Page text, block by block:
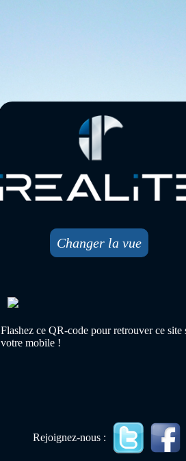
Changer la vue
Flashez ce QR-code pour retrouver ce site
votre mobile !
Rejoignez-nous :